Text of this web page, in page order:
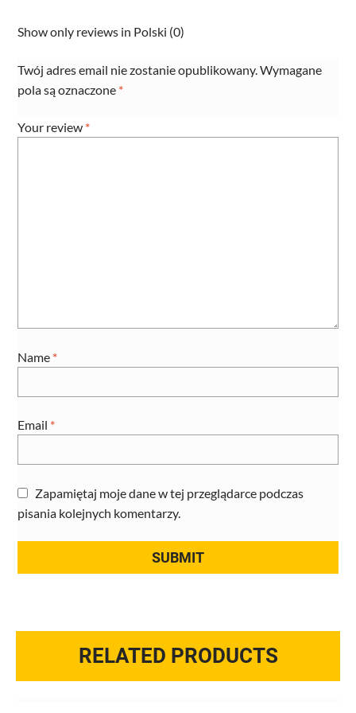
Show only reviews in Polski (0)
Twój adres email nie zostanie opublikowany. Wymagane
pola są oznaczone *
Your review *
Name *
Email *
Zapamiętaj moje dane w tej przeglądarce podczas
pisania kolejnych komentarzy.
RELATED PRODUCTS